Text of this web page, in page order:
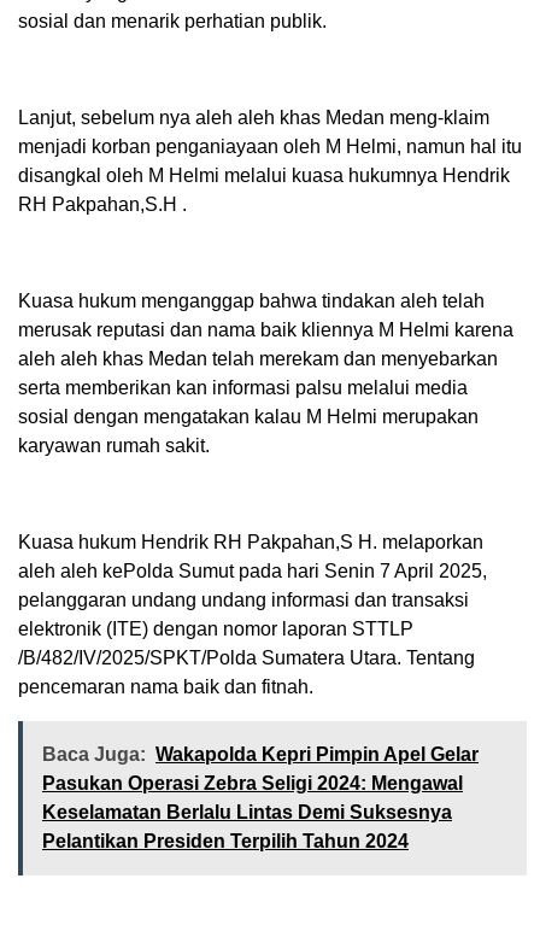
sosial dan menarik perhatian publik.
Lanjut, sebelum nya aleh aleh khas Medan meng-klaim
menjadi korban penganiayaan oleh M Helmi, namun hal itu
disangkal oleh M Helmi melalui kuasa hukumnya Hendrik
RH Pakpahan,S.H .
Kuasa hukum menganggap bahwa tindakan aleh telah
merusak reputasi dan nama baik kliennya M Helmi karena
aleh aleh khas Medan telah merekam dan menyebarkan
serta memberikan kan informasi palsu melalui media
sosial dengan mengatakan kalau M Helmi merupakan
karyawan rumah sakit.
Kuasa hukum Hendrik RH Pakpahan,S H. melaporkan
aleh aleh kePolda Sumut pada hari Senin 7 April 2025,
pelanggaran undang undang informasi dan transaksi
elektronik (ITE) dengan nomor laporan STTLP
/B/482/IV/2025/SPKT/Polda Sumatera Utara. Tentang
pencemaran nama baik dan fitnah.
Baca Juga: Wakapolda Kepri Pimpin Apel Gelar
Pasukan Operasi Zebra Seligi 2024: Mengawal
Keselamatan Berlalu Lintas Demi Suksesnya
Pelantikan Presiden Terpilih Tahun 2024